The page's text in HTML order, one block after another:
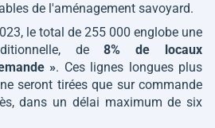
de l'aménagement savoyard.
le total de 255 000 englobe une
de8% de locaux
». Ces lignes longues plus
seront tirées que sur commande
dans un délai maximum de six